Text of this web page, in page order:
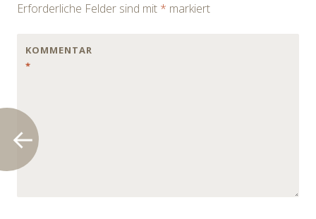
Erforderliche Felder sind mit * markiert
KOMMENTAR
*